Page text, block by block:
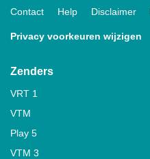
Contact Help Disclaimer
Privacy voorkeuren wijzigen
Zenders
VRT 1
VTM
Play 5
VTM 3